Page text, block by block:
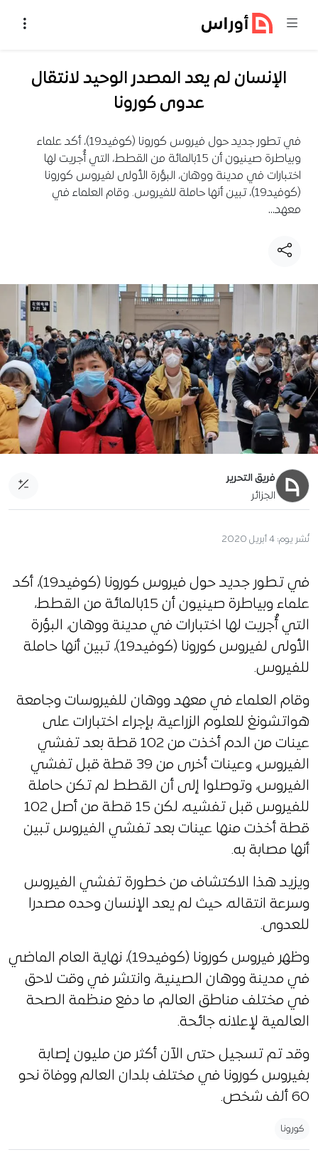
الإنسان لم يعد المصدر الوحيد لانتقال
عدوى كورونا
في تطور جديد حول فيروس كورونا (كوفيد19)، أكد علماء
وبياطرة صينيون أن 15بالمائة من القطط، التي أُجريت لها
اختبارات في مدينة ووهان، البؤرة الأولى لفيروس كورونا
(كوفيد19)، تبين أنها حاملة للفيروس. وقام العلماء في
معهد…
فريق التحرير
الجزائر
نُشر يوم: 4 أبريل 2020
في تطور جديد حول فيروس كورونا (كوفيد19)، أكد
علماء وبياطرة صينيون أن 15بالمائة من القطط،
التي أُجريت لها اختبارات في مدينة ووهان، البؤرة
الأولى لفيروس كورونا (كوفيد19)، تبين أنها حاملة
للفيروس.
وقام العلماء في معهد ووهان للفيروسات وجامعة
هواتشونغ للعلوم الزراعية، بإجراء اختبارات على
عينات من الدم أخذت من 102 قطة بعد تفشي
الفيروس، وعينات أخرى من 39 قطة قبل تفشي
الفيروس، وتوصلوا إلى أن القطط لم تكن حاملة
للفيروس قبل تفشيه، لكن 15 قطة من أصل 102
قطة أخذت منها عينات بعد تفشي الفيروس تبين
أنها مصابة به.
ويزيد هذا الاكتشاف من خطورة تفشي الفيروس
وسرعة انتقاله، حيث لم يعد الإنسان وحده مصدرا
للعدوى.
وظهر فيروس كورونا (كوفيد19)، نهاية العام الماضي
في مدينة ووهان الصينية، وانتشر في وقت لاحق
في مختلف مناطق العالم، ما دفع منظمة الصحة
العالمية لإعلانه جائحة.
وقد تم تسجيل حتى الآن أكثر من مليون إصابة
بفيروس كورونا في مختلف بلدان العالم ووفاة نحو
60 ألف شخص.
كورونا